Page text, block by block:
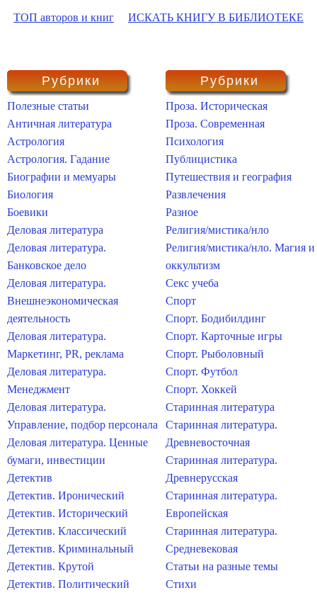
ТОП авторов и книг ИСКАТЬ КНИГУ В БИБЛИОТЕКЕ
Рубрики
Полезные статьи
Античная литература
Астрология
Астрология. Гадание
Биографии и мемуары
Биология
Боевики
Деловая литература
Деловая литература.
Банковское дело
Деловая литература.
Внешнеэкономическая
деятельность
Деловая литература.
Маркетинг, PR, реклама
Деловая литература.
Менеджмент
Деловая литература.
Управление, подбор персонала
Деловая литература. Ценные
бумаги, инвестиции
Детектив
Детектив. Иронический
Детектив. Исторический
Детектив. Классический
Детектив. Криминальный
Детектив. Крутой
Детектив. Политический
Рубрики
Проза. Историческая
Проза. Современная
Психология
Публицистика
Путешествия и география
Развлечения
Разное
Религия/мистика/нло
Религия/мистика/нло. Магия и
оккультизм
Секс учеба
Спорт
Спорт. Бодибилдинг
Спорт. Карточные игры
Спорт. Рыболовный
Спорт. Футбол
Спорт. Хоккей
Старинная литература
Старинная литература.
Древневосточная
Старинная литература.
Древнерусская
Старинная литература.
Европейская
Старинная литература.
Средневековая
Статьи на разные темы
Стихи